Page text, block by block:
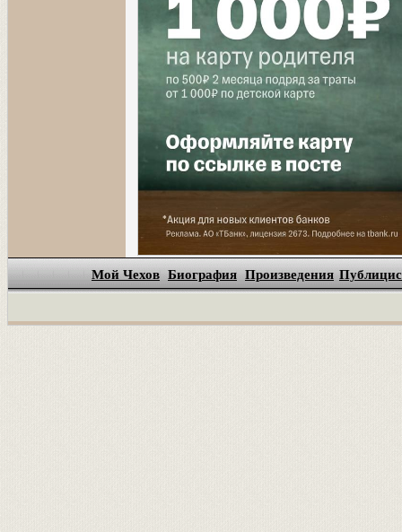
Мой Чехов Биография Произведения